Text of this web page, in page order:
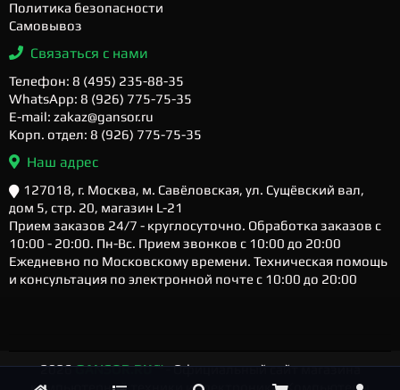
Политика безопасности
Самовывоз
Связаться с нами
Телефон: 8 (495) 235-88-35
WhatsApp: 8 (926) 775-75-35
E-mail: zakaz@gansor.ru
Корп. отдел: 8 (926) 775-75-35
Наш адрес
127018, г. Москва, м. Савёловская, ул. Сущёвский вал,
дом 5, стр. 20, магазин L-21
Прием заказов 24/7 - круглосуточно. Обработка заказов с
10:00 - 20:00. Пн-Вс. Прием звонков с 10:00 до 20:00
Ежедневно по Московскому времени. Техническая помощь
и консультация по электронной почте с 10:00 до 20:00
2026GANSOR.RU ™- Официальный сайт магазина
компьютерной техники и электроники. Компьютеры